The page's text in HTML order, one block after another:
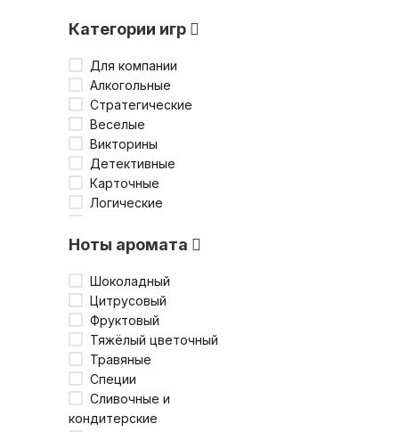
Категории игр
Для компании
Алкогольные
Стратегические
Веселые
Викторины
Детективные
Карточные
Логические
Экономические
В дорогу
Для молодёжи
Для двоих
Детские
Для старшего
поколения
Ноты аромата
Шоколадный
Цитрусовый
Фруктовый
Тяжёлый цветочный
Травяные
Специи
Сливочные и
кондитерские